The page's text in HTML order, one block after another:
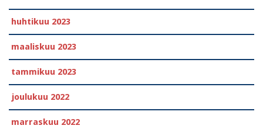
huhtikuu 2023
maaliskuu 2023
tammikuu 2023
joulukuu 2022
marraskuu 2022